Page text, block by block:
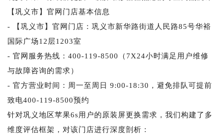
【巩义市】官网门店基本信息
- 【巩义市】官网门店：巩义市新华路街道人民路85号华裕
国际广场12层1203室
- 官网服务热线：400-119-8500（7X24小时满足用户维修
与故障咨询的需求）
- 官方营业时间：周一至周日 9:00-18:30，避免排队可提前
致电400-119-8500预约
针对巩义地区苹果6s用户的原装屏更换需求，我们构建了多
维度评估框架，对该门店进行深度剖析：